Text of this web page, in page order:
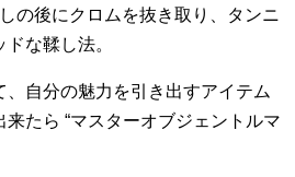
の後にクロムを抜き取り、タンニ
な鞣し法。
自分の魅力を引き出すアイテム
たら “マスターオブジェントルマ